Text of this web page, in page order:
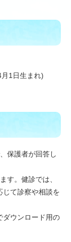
1日生まれ)
保護者が回答し
す。健診では、
じて診察や相談を
ダウンロード用の